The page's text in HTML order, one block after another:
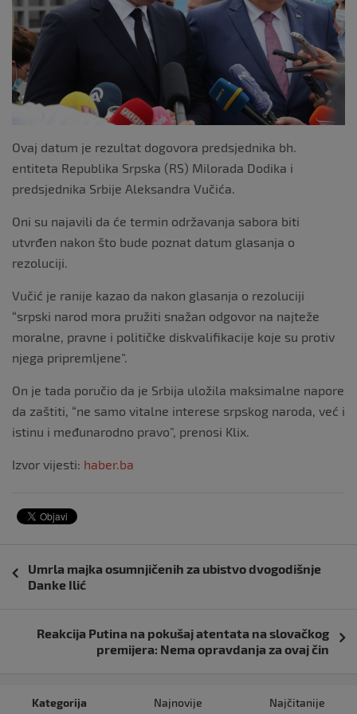
k
Ovaj datum je rezultat dogovora predsjednika bh.
entiteta Republika Srpska (RS) Milorada Dodika i
predsjednika Srbije Aleksandra Vučića.
Oni su najavili da će termin održavanja sabora biti
utvrđen nakon što bude poznat datum glasanja o
rezoluciji.
Vučić je ranije kazao da nakon glasanja o rezoluciji
“srpski narod mora pružiti snažan odgovor na najteže
moralne, pravne i političke diskvalifikacije koje su protiv
njega pripremljene”.
On je tada poručio da je Srbija uložila maksimalne napore
da zaštiti, “ne samo vitalne interese srpskog naroda, već i
istinu i međunarodno pravo”, prenosi Klix.
Izvor vijesti: haber.ba
objava
Umrla majka osumnjičenih za ubistvo dvogodišnje
Danke Ilić
Reakcija Putina na pokušaj atentata na slovačkog
premijera: Nema opravdanja za ovaj čin
Kategorija Najnovije Najčitanije